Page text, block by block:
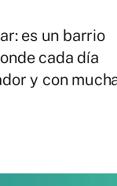
es un barrio
cada día
y con